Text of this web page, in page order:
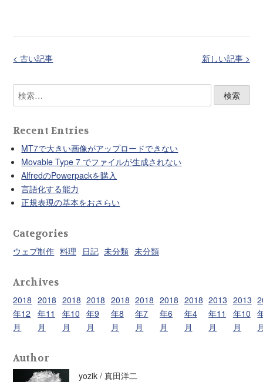
投
ナ
ビ
ー
シ
ョ
ン
< 古い記事 新しい記事 >
検
索:
Recent Entries
MT7で大きい画像がアップロードできない
Movable Type 7 でファイルが生成されない
AlfredのPowerpackを購入
言語化する能力
正規表現の基本をおさらい
Categories
ウェブ制作 料理 日記 未分類 未分類
Archives
2018
年12
月
2018
年11
月
2018
年10
月
2018
年9
月
2018
年8
月
2018
年7
月
2018
年6
月
2018
年4
月
2013
年11
月
2013
年10
月
Author
yozik / 真田洋二